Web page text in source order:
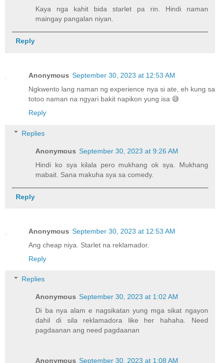
Kaya nga kahit bida starlet pa rin. Hindi naman
maingay pangalan niyan.
Reply
Anonymous September 30, 2023 at 12:53 AM
Ngkwento lang naman ng experience nya si ate, eh kung sa
totoo naman na ngyari bakit napikon yung isa 😅
Reply
Replies
Anonymous September 30, 2023 at 9:26 AM
Hindi ko sya kilala pero mukhang ok sya. Mukhang
mabait. Sana makuha sya sa comedy.
Reply
Anonymous September 30, 2023 at 12:53 AM
Ang cheap niya. Starlet na reklamador.
Reply
Replies
Anonymous September 30, 2023 at 1:02 AM
Di ba nya alam e nagsikatan yung mga sikat ngayon
dahil di sila reklamadora like her hahaha. Need
pagdaanan ang need pagdaanan
Anonymous September 30, 2023 at 1:08 AM